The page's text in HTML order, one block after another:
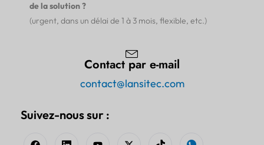
de la solution ?
(urgent, dans un délai de 1 à 3 mois, flexible, etc.)
Contact par e-mail
contact@lansitec.com
Suivez-nous sur :